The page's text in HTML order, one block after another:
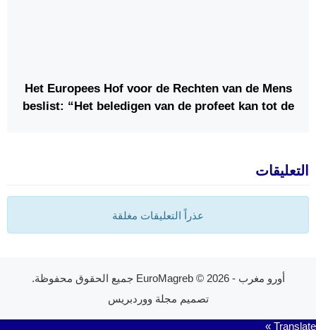
Het Europees Hof voor de Rechten van de Mens
beslist: “Het beledigen van de profeet kan tot de
التعليقات
عذراً التعليقات مغلقة
أورو مغرب - EuroMagreb© 2026 جميع الحقوق محفوظة.
تصميم مجلة ووردبريس
Translate »